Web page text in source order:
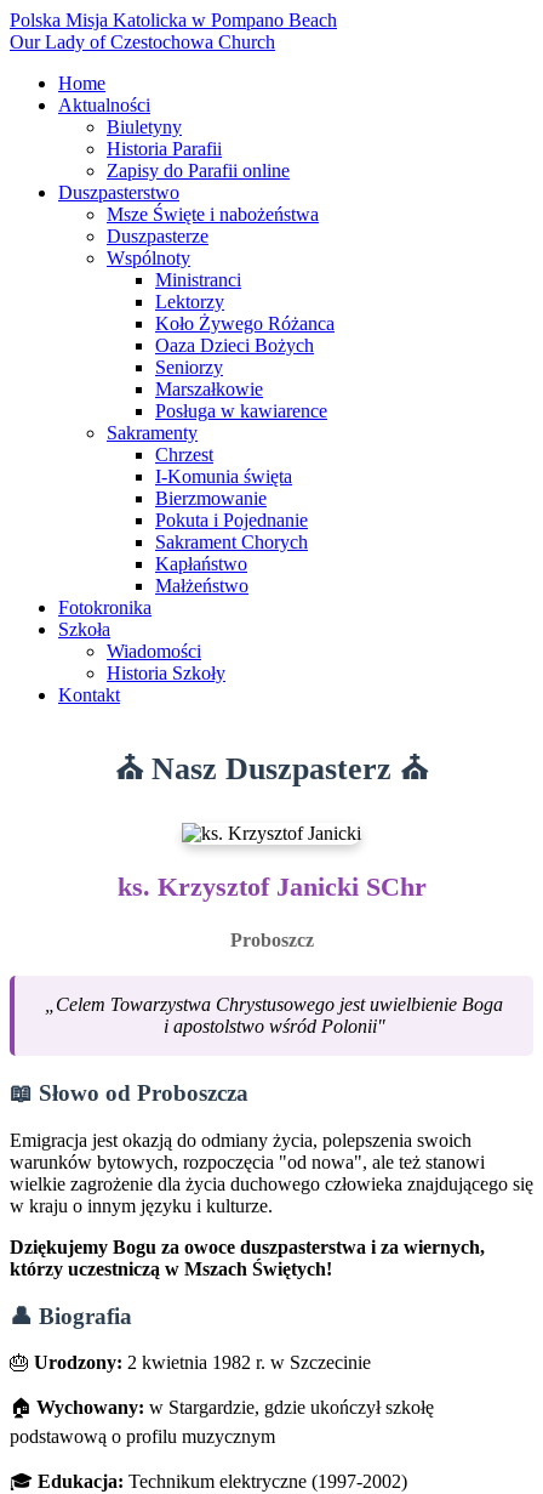
Polska Misja Katolicka w Pompano Beach
Our Lady of Czestochowa Church
Home
Aktualności
Biuletyny
Historia Parafii
Zapisy do Parafii online
Duszpasterstwo
Msze Święte i nabożeństwa
Duszpasterze
Wspólnoty
Ministranci
Lektorzy
Koło Żywego Różanca
Oaza Dzieci Bożych
Seniorzy
Marszałkowie
Posługa w kawiarence
Sakramenty
Chrzest
I-Komunia święta
Bierzmowanie
Pokuta i Pojednanie
Sakrament Chorych
Kapłaństwo
Małżeństwo
Fotokronika
Szkoła
Wiadomości
Historia Szkoły
Kontakt
⛪ Nasz Duszpasterz ⛪
ks. Krzysztof Janicki SChr
Proboszcz
„Celem Towarzystwa Chrystusowego jest uwielbienie Boga
i apostolstwo wśród Polonii"
📖 Słowo od Proboszcza
Emigracja jest okazją do odmiany życia, polepszenia swoich
warunków bytowych, rozpoczęcia "od nowa", ale też stanowi
wielkie zagrożenie dla życia duchowego człowieka znajdującego się
w kraju o innym języku i kulturze.
Dziękujemy Bogu za owoce duszpasterstwa i za wiernych,
którzy uczestniczą w Mszach Świętych!
👤 Biografia
🎂 Urodzony: 2 kwietnia 1982 r. w Szczecinie
🏠 Wychowany: w Stargardzie, gdzie ukończył szkołę
podstawową o profilu muzycznym
🎓 Edukacja: Technikum elektryczne (1997-2002)